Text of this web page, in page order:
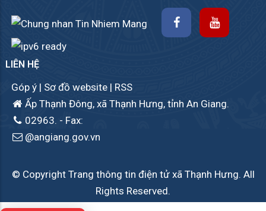
LIÊN HỆ
Góp ý | Sơ đồ website | RSS
Ấp Thạnh Đông, xã Thạnh Hưng, tỉnh An Giang.
02963. - Fax:
@angiang.gov.vn
© Copyright Trang thông tin điện tử xã Thạnh Hưng. All
Rights Reserved.